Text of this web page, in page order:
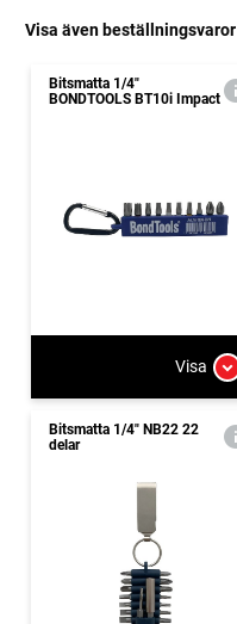
Visa även beställningsvaror
Bitsmatta 1/4"
BONDTOOLS BT10i Impact
Visa
Bitsmatta 1/4" NB22 22
delar